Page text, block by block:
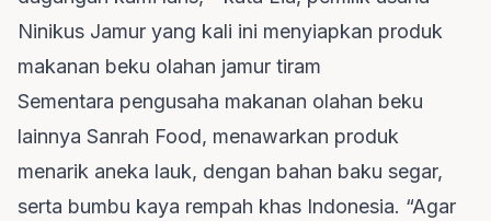
Ninikus Jamur yang kali ini menyiapkan produk
makanan beku olahan jamur tiram
Sementara pengusaha makanan olahan beku
lainnya Sanrah Food, menawarkan produk
menarik aneka lauk, dengan bahan baku segar,
serta bumbu kaya rempah khas Indonesia. “Agar